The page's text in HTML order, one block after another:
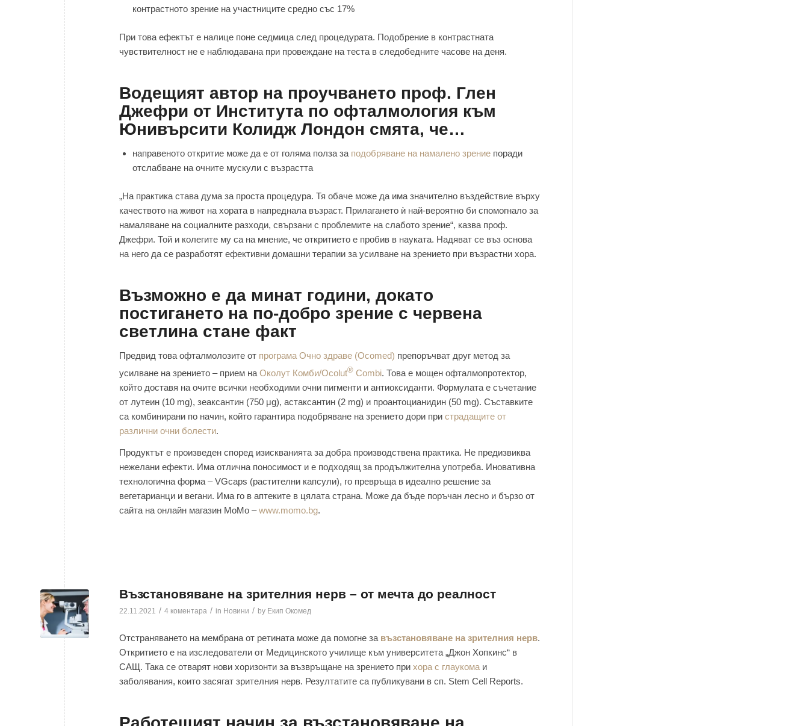
контрастното зрение на участниците средно със 17%
При това ефектът е налице поне седмица след процедурата. Подобрение в контрастната
чувствителност не е наблюдавана при провеждане на теста в следобедните часове на деня.
Водещият автор на проучването проф. Глен
Джефри от Института по офталмология към
Юнивърсити Колидж Лондон смята, че…
направеното откритие може да е от голяма полза за подобряване на намалено зрение поради
отслабване на очните мускули с възрастта
„На практика става дума за проста процедура. Тя обаче може да има значително въздействие върху
качеството на живот на хората в напреднала възраст. Прилагането ѝ най-вероятно би спомогнало за
намаляване на социалните разходи, свързани с проблемите на слабото зрение“, казва проф.
Джефри. Той и колегите му са на мнение, че откритието е пробив в науката. Надяват се въз основа
на него да се разработят ефективни домашни терапии за усилване на зрението при възрастни хора.
Възможно е да минат години, докато
постигането на по-добро зрение с червена
светлина стане факт
Предвид това офталмолозите от програма Очно здраве (Ocomed) препоръчват друг метод за
усилване на зрението – прием на Околут Комби/Ocolut® Combi. Това е мощен офталмопротектор,
който доставя на очите всички необходими очни пигменти и антиоксиданти. Формулата е съчетание
от лутеин (10 mg), зеаксантин (750 μg), астаксантин (2 mg) и проантоцианидин (50 mg). Съставките
са комбинирани по начин, който гарантира подобряване на зрението дори при страдащите от
различни очни болести.
Продуктът е произведен според изискванията за добра производствена практика. Не предизвиква
нежелани ефекти. Има отлична поносимост и е подходящ за продължителна употреба. Иновативна
технологична форма – VGcaps (растителни капсули), го превръща в идеално решение за
вегетарианци и вегани. Има го в аптеките в цялата страна. Може да бъде поръчан лесно и бързо от
сайта на онлайн магазин МоМо –www.momo.bg.
Възстановяване на зрителния нерв – от мечта до реалност
22.11.2021 / 4 коментара / in Новини / by Екип Окомед
Отстраняването на мембрана от ретината може да помогне за възстановяване на зрителния нерв.
Откритието е на изследователи от Медицинското училище към университета „Джон Хопкинс“ в
САЩ. Така се отварят нови хоризонти за възвръщане на зрението при хора с глаукома и
заболявания, които засягат зрителния нерв. Резултатите са публикувани в сп. Stem Cell Reports.